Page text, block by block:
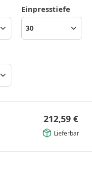
Einpresstiefe
212,59 €
Lieferbar